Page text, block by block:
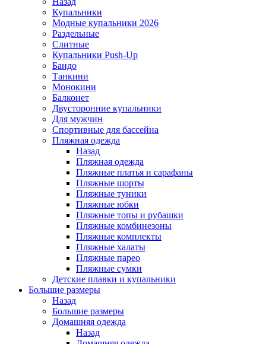
Купальники
Модные купальники 2026
Раздельные
Слитные
Купальники Push-Up
Бандо
Танкини
Монокини
Балконет
Двусторонние купальники
Для мужчин
Спортивные для бассейна
Пляжная одежда
Назад
Пляжная одежда
Пляжные платья и сарафаны
Пляжные шорты
Пляжные туники
Пляжные юбки
Пляжные топы и рубашки
Пляжные комбинезоны
Пляжные комплекты
Пляжные халаты
Пляжные парео
Пляжные сумки
Детские плавки и купальники
Большие размеры
Назад
Большие размеры
Домашняя одежда
Назад